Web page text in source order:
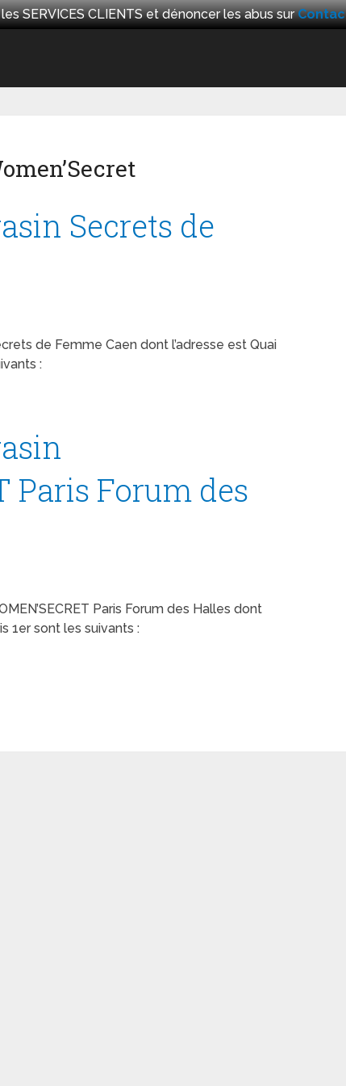
SERVICES CLIENTS et dénoncer les abus sur
Secrets de
de Femme Caen dont l’adresse est Quai
:
Paris Forum des
Paris Forum des Halles dont
1er sont les suivants :